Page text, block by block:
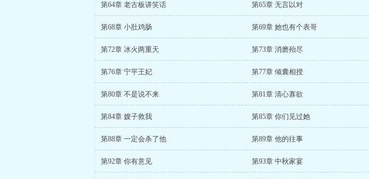
第64章 老古板讲笑话 第65章 无言以对
第68章 小肚鸡肠 第69章 她也有个表哥
第72章 冰火两重天 第73章 消磨殆尽
第76章 宁平王妃 第77章 倾囊相授
第80章 不是说不来 第81章 清心寡欲
第84章 嫂子救我 第85章 你们见过她
第88章 一定会杀了他 第89章 他的往事
第92章 你有意见 第93章 中秋家宴